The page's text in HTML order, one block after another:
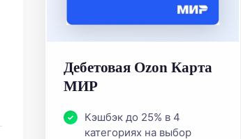
Дебетовая Ozon Карта
МИР
Кэшбэк до 25% в 4
категориях на выбор